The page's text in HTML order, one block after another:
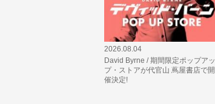
2026.08.04
David Byrne / 期間限定ポップアッ
プ・ストアが代官山 蔦屋書店で開
催決定!